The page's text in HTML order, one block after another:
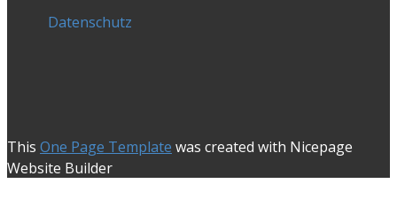
Datenschutz
This One Page Template was created with Nicepage
Website Builder